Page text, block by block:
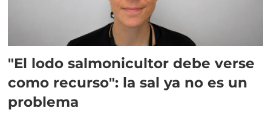
"El lodo salmonicultor debe verse
como recurso": la sal ya no es un
problema